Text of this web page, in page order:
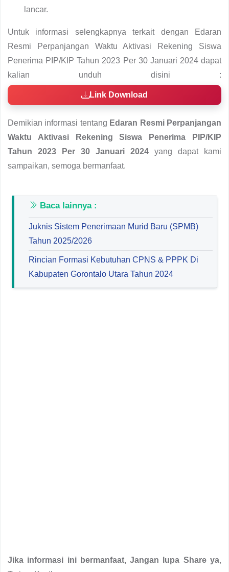
lancar.
Untuk informasi selengkapnya terkait dengan Edaran
Resmi Perpanjangan Waktu Aktivasi Rekening Siswa
Penerima PIP/KIP Tahun 2023 Per 30 Januari 2024 dapat
kalian unduh disini :
Link Download
Demikian informasi tentang Edaran Resmi Perpanjangan
Waktu Aktivasi Rekening Siswa Penerima PIP/KIP
Tahun 2023 Per 30 Januari 2024 yang dapat kami
sampaikan, semoga bermanfaat.
Baca lainnya :
Juknis Sistem Penerimaan Murid Baru (SPMB)
Tahun 2025/2026
Rincian Formasi Kebutuhan CPNS & PPPK Di
Kabupaten Gorontalo Utara Tahun 2024
Jika informasi ini bermanfaat, Jangan lupa Share ya,